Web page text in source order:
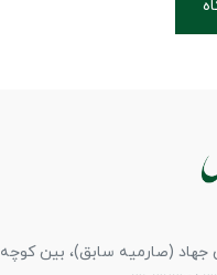
(صارمیه سابق)، بین کوچه ۱۲ و ۱۴